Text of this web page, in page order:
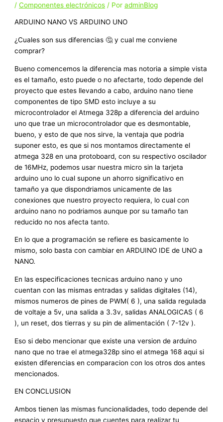
/Componentes electrónicos / PoradminBlog
ARDUINO NANO VS ARDUINO UNO
¿Cuales son sus diferencias🤔 y cual me conviene
comprar?
Bueno comencemos la diferencia mas notoria a simple vista
es el tamaño, esto puede o no afectarte, todo depende del
proyecto que estes llevando a cabo, arduino nano tiene
componentes de tipo SMD esto incluye a su
microcontrolador el Atmega 328p a diferencia del arduino
uno que trae un microcontrolador que es desmontable,
bueno, y esto de que nos sirve, la ventaja que podria
suponer esto, es que si nos montamos directamente el
atmega 328 en una protoboard, con su respectivo oscilador
de 16MHz, podemos usar nuestra micro sin la tarjeta
arduino uno lo cual supone un ahorro significativo en
tamaño ya que dispondriamos unicamente de las
conexiones que nuestro proyecto requiera, lo cual con
arduino nano no podriamos aunque por su tamaño tan
reducido no nos afecta tanto.
En lo que a programación se refiere es basicamente lo
mismo, solo basta con cambiar en ARDUINO IDE de UNO a
NANO.
En las especificaciones tecnicas arduino nano y uno
cuentan con las mismas entradas y salidas digitales (14),
mismos numeros de pines de PWM( 6 ), una salida regulada
de voltaje a 5v, una salida a 3.3v, salidas ANALOGICAS ( 6
), un reset, dos tierras y su pin de alimentación ( 7-12v ).
Eso si debo mencionar que existe una version de arduino
nano que no trae el atmega328p sino el atmega 168 aqui si
existen diferencias en comparacion con los otros dos antes
mencionados.
EN CONCLUSION
Ambos tienen las mismas funcionalidades, todo depende del
espacio y presupuesto que cuentes para realizar tu